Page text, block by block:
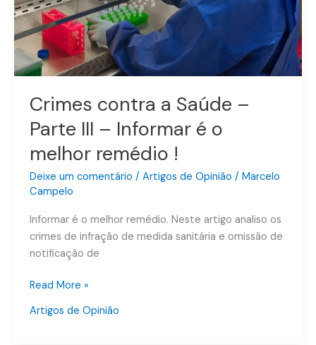
Crimes contra a Saúde –
Parte III – Informar é o
melhor remédio !
Deixe um comentário / Artigos de Opinião / Marcelo
Campelo
Informar é o melhor remédio. Neste artigo analiso os
crimes de infração de medida sanitária e omissão de
notificação de
–
Informar
o
melhor
!
Read More »
Artigos de Opinião